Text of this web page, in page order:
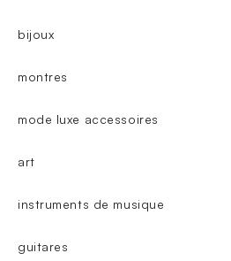
bijoux
montres
mode luxe accessoires
art
instruments de musique
guitares